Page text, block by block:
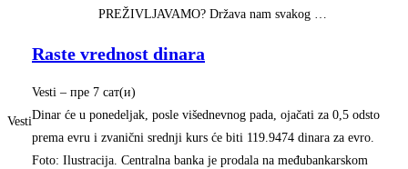
PREŽIVLJAVAMO? Država nam svakog …
Vesti
Raste vrednost dinara
Vesti – ‎пре 7 сат(и)‎
Dinar će u ponedeljak, posle višednevnog pada, ojačati za 0,5 odsto
prema evru i zvanični srednji kurs će biti 119.9474 dinara za evro.
Foto: Ilustracija. Centralna banka je prodala na međubankarskom